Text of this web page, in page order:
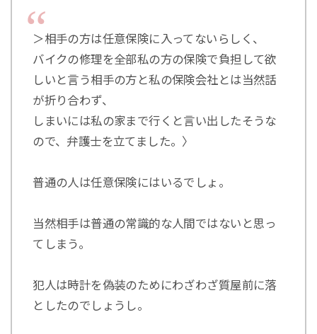
＞相手の方は任意保険に入ってないらしく、
バイクの修理を全部私の方の保険で負担して欲
しいと言う相手の方と私の保険会社とは当然話
が折り合わず、
しまいには私の家まで行くと言い出したそうな
ので、弁護士を立てました。〉
普通の人は任意保険にはいるでしょ。
当然相手は普通の常識的な人間ではないと思っ
てしまう。
犯人は時計を偽装のためにわざわざ質屋前に落
としたのでしょうし。